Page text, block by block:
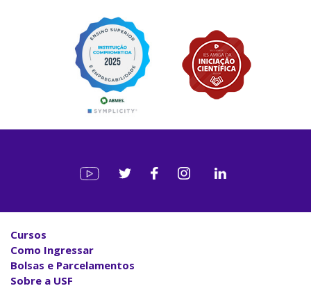
Cursos
Como Ingressar
Bolsas e Parcelamentos
Sobre a USF